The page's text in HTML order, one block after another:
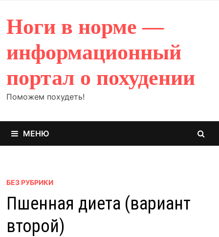
содержимому
Ноги в норме —
информационный
портал о похудении
Поможем похудеть!
МЕНЮ
БЕЗ РУБРИКИ
Пшенная диета (вариант
второй)